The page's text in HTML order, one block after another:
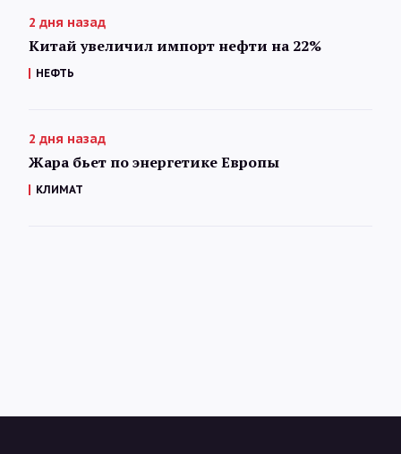
2 дня назад
Китай увеличил импорт нефти на 22%
НЕФТЬ
2 дня назад
Жара бьет по энергетике Европы
КЛИМАТ